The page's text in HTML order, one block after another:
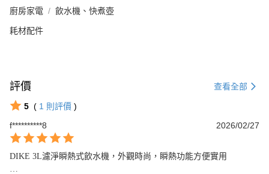
廚房家電 飲水機、快煮壺
耗材配件
評價 查看全部
5 ( 1 則評價 )
f**********8
2026/02/27
DIKE 3L濾淨瞬熱式飲水機，外觀時尚，瞬熱功能方便實用